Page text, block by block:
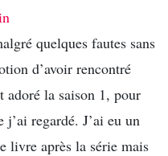
quelques fautes sans
d’avoir rencontré
adoré la saison 1, pour
regardé. J’ai eu un
livre après la série mais